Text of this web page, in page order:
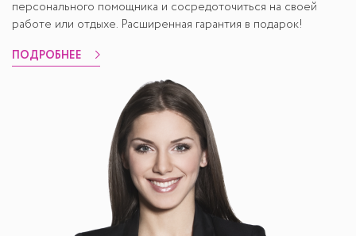
персонального помощника и сосредоточиться на своей
работе или отдыхе. Расширенная гарантия в подарок!
ПОДРОБНЕЕ